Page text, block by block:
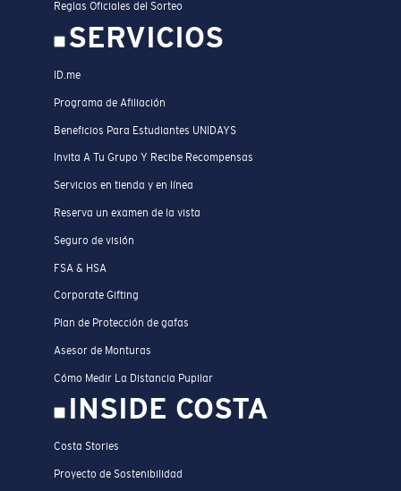
Reglas Oficiales del Sorteo
SERVICIOS
ID.me
Programa de Afiliación
Beneficios Para Estudiantes UNIDAYS
Invita A Tu Grupo Y Recibe Recompensas
Servicios en tienda y en línea
Reserva un examen de la vista
Seguro de visión
FSA & HSA
Corporate Gifting
Plan de Protección de gafas
Asesor de Monturas
Cómo Medir La Distancia Pupilar
INSIDE COSTA
Costa Stories
Proyecto de Sostenibilidad